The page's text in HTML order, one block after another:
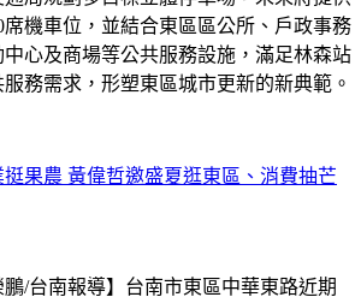
席機車位，並結合東區區公所、戶政事務
心及商場等公共服務設施，滿足林森站
務需求，形塑東區城市更新的新典範。
果農 黃偉哲邀盛夏逛東區、消費抽芒
鵬/台南報導】台南市東區中華東路近期